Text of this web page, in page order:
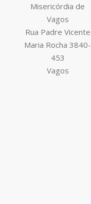
Misericórdia de
Vagos
Rua Padre Vicente
Maria Rocha 3840-
453
Vagos